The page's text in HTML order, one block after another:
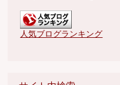
人気ブログランキング